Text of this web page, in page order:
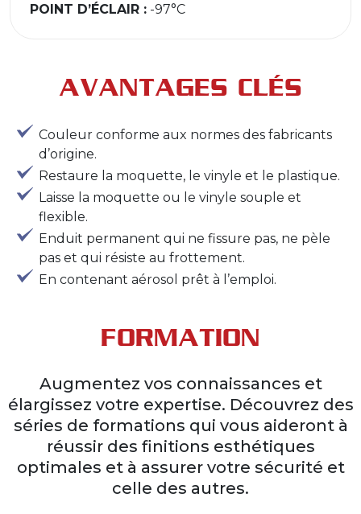
POINT D’ÉCLAIR : -97°C
AVANTAGES CLÉS
Couleur conforme aux normes des fabricants
d’origine.
Restaure la moquette, le vinyle et le plastique.
Laisse la moquette ou le vinyle souple et
flexible.
Enduit permanent qui ne fissure pas, ne pèle
pas et qui résiste au frottement.
En contenant aérosol prêt à l’emploi.
FORMATION
Augmentez vos connaissances et
élargissez votre expertise. Découvrez des
séries de formations qui vous aideront à
réussir des finitions esthétiques
optimales et à assurer votre sécurité et
celle des autres.